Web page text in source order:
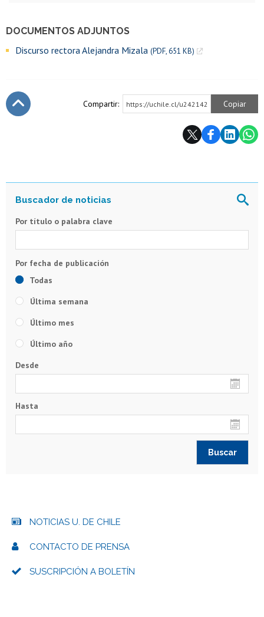
DOCUMENTOS ADJUNTOS
Discurso rectora Alejandra Mizala (PDF, 651 KB)
Compartir: https://uchile.cl/u242142 Copiar
Por título o palabra clave
Todas
Última semana
Último mes
Último año
Desde
Hasta
NOTICIAS U. DE CHILE
CONTACTO DE PRENSA
SUSCRIPCIÓN A BOLETÍN